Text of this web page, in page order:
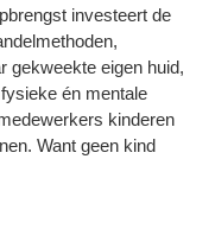
investeert de
gekweekte eigen huid,
én mentale
kinderen
Want geen kind